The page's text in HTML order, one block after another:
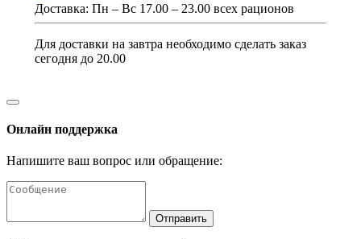
Доставка: Пн – Вс 17.00 – 23.00 всех рационов
Для доставки на завтра необходимо сделать заказ
сегодня до 20.00
Онлайн поддержка
Напишите ваш вопрос или обращение:
Отправить